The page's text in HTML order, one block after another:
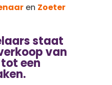
en Zoeter
staat
van
een